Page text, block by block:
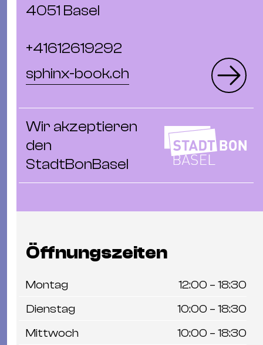
4051 Basel
+41612619292
sphinx-book.ch
Wir akzeptieren
den
StadtBonBasel
Öffnungszeiten
Montag
12:00 – 18:30
Dienstag
10:00 – 18:30
Mittwoch
10:00 – 18:30